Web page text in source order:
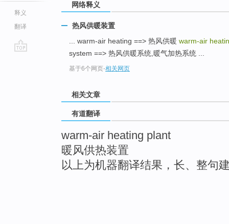
释义
翻译
网络释义
热风供暖装置
... warm-air heating ==> 热风供暖 warm-air
system ==> 热风供暖系统,暖气加热系统 ...
基于6个网页-相关网页
相关文章
有道翻译
warm-air heating plant
暖风供热装置
以上为机器翻译结果，长、整句